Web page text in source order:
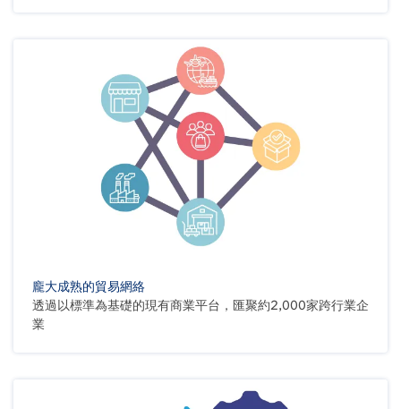
龐大成熟的貿易網絡
透過以標準為基礎的現有商業平台，匯聚約2,000家跨行業企
業